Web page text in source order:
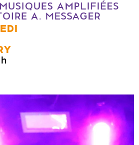
AMPLIFIÉES
A. MESSAGER